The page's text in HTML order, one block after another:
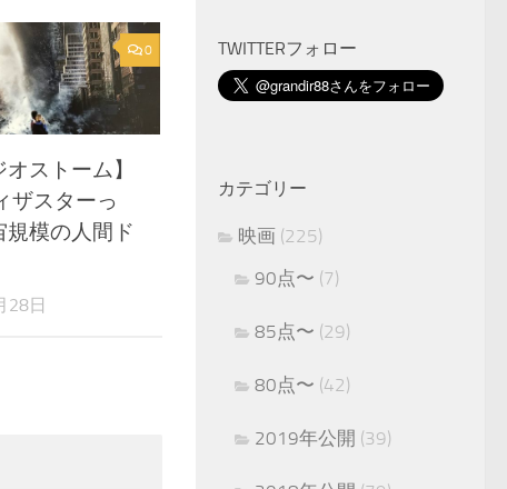
0
ストーム】
ザスターっ
規模の人間ド
28日
TWITTERフォロー
カテゴリー
映画 (225)
90点〜 (7)
85点〜 (29)
80点〜 (42)
2019年公開 (39)